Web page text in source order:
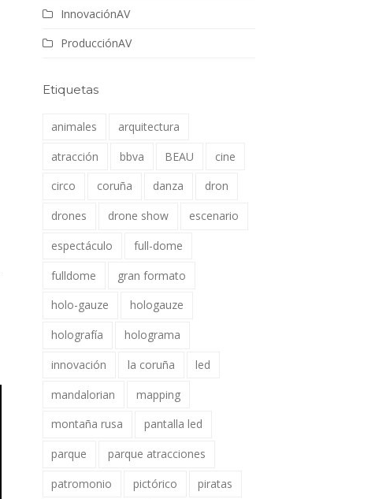
InnovaciónAV
ProducciónAV
Etiquetas
animales
arquitectura
atracción
bbva BEAU
cine
circo
coruña danza
dron
drones
drone show
escenario
espectáculo
full-dome
fulldome
gran formato
holo-gauze
hologauze
holografía
holograma
innovación
la coruña
led
mandalorian
mapping
montaña rusa
pantalla led
parque
parque atracciones
patromonio
pictórico
piratas